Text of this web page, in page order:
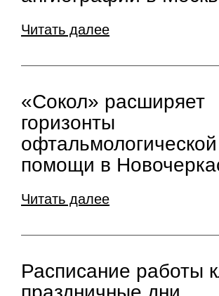
Читать далее
«Сокол» расширяет
горизонты
офтальмологической
помощи в
Читать далее
Расписание работы